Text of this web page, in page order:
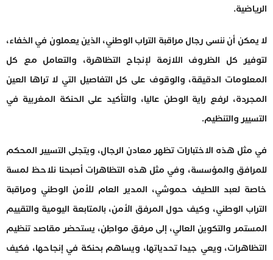
الرياضية.
لا يمكن أن ننسى رجال مراقبة التراب الوطني، الذين يعملون في الخفاء،
لتوفير كل الظروف اللازمة لإنجاح التظاهرة، والتعامل مع كل
المعلومات الدقيقة، والوقوف على كل التفاصيل التي لا تراها العين
المجردة، لرفع راية الوطن عاليا، والتأكيد على الحنكة المغربية في
التسيير والتنظيم.
في مثل هذه الاختبارات تظهر معادن الرجال، ويتجلى التسيير المحكم
للمرافق والمؤسسة، وفي مثل هذه التظاهرات أصبحنا نلاحظ لمسة
خاصة لعبد اللطيف حموشي، المدير العام للأمن الوطني ومراقبة
التراب الوطني، وكيف حول المرفق الأمن، بالمتابعة اليومية والتقييم
المستمر والتكوين العالي، إلى مرفق مواطِن، يستحضر مقاصد تنظيم
التظاهرات، ويعي جيدا تحدياتها، ويساهم بحنكة في إنجاحها، فكيف